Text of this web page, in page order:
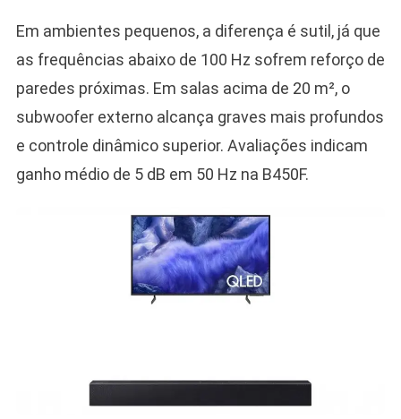
Em ambientes pequenos, a diferença é sutil, já que
as frequências abaixo de 100 Hz sofrem reforço de
paredes próximas. Em salas acima de 20 m², o
subwoofer externo alcança graves mais profundos
e controle dinâmico superior. Avaliações indicam
ganho médio de 5 dB em 50 Hz na B450F.